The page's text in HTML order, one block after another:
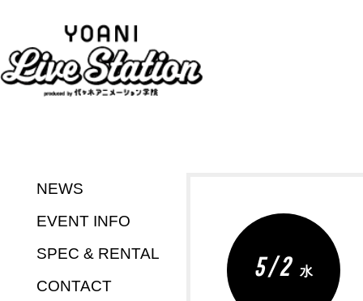
NEWS
EVENT INFO
SPEC & RENTAL
CONTACT
5 / 2 水